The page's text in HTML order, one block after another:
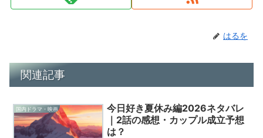
はるを
関連記事
国内ドラマ・映画
今日好き夏休み編2026ネタバレ
｜2話の感想・カップル成立予想
は？